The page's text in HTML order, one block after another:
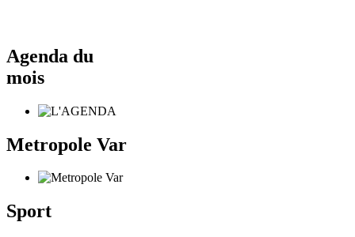
Agenda du
mois
Metropole Var
Sport